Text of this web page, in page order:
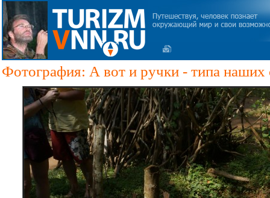
Фотография: А вот и ручки - типа наших